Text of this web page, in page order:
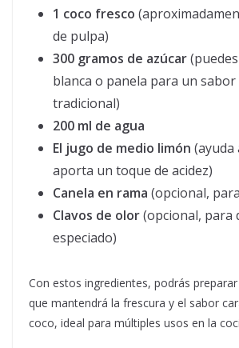
1 coco fresco
de pulpa)
300 gramos de azúcar
blanca o panela para un sabor
tradicional)
200 ml de agua
El jugo de medio limón (ayuda
aporta un toque de acidez)
Canela en rama (opcional,
Clavos de olor(opcional, para
especiado)
Con estos ingredientes, podrás
que mantendrá la frescura y el sabor
coco, ideal para múltiples usos en la